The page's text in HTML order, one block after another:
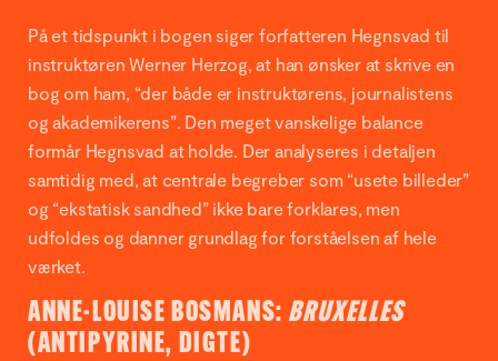
På et tidspunkt i bogen siger forfatteren Hegnsvad til
instruktøren Werner Herzog, at han ønsker at skrive en
bog om ham, “der både er instruktørens, journalistens
og akademikerens”. Den meget vanskelige balance
formår Hegnsvad at holde. Der analyseres i detaljen
samtidig med, at centrale begreber som “usete billeder”
og “ekstatisk sandhed” ikke bare forklares, men
udfoldes og danner grundlag for forståelsen af hele
værket.
ANNE-LOUISE BOSMANS:BRUXELLES
(ANTIPYRINE, DIGTE)